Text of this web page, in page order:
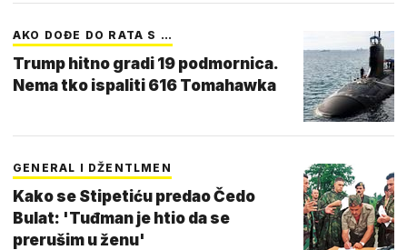
AKO DOĐE DO RATA S …
Trump hitno gradi 19 podmornica.
Nema tko ispaliti 616 Tomahawka
GENERAL I DŽENTLMEN
Kako se Stipetiću predao Čedo
Bulat: 'Tuđman je htio da se
prerušim u ženu'